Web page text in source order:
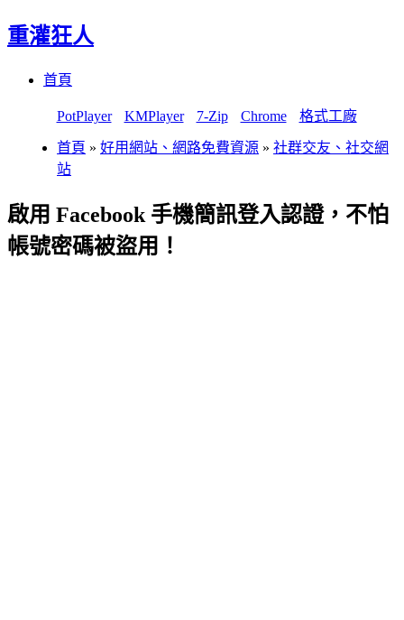
重灌狂人
首頁
PotPlayer KMPlayer 7-Zip Chrome 格式工廠
首頁 » 好用網站、網路免費資源 » 社群交友、社交網
站
啟用 Facebook 手機簡訊登入認證，不怕
帳號密碼被盜用！